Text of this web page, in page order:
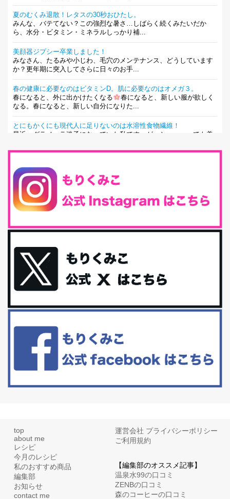
夏のむくみ退散！レタスの30秒おひたし。
みんな、バテてない？この強烈な暑さ…しばらく続くみたいだか
ら、水分・ビタミン・ミネラルしっかり補...
美顔器ジプシー卒業しました！
みなさん、たるみや小じわ、毛穴のメンテナンス、どうしています
か？更年期に突入してさらに日々のお手...
春の健康に必要なのはビタミンD。肌に必要なのはオメガ３。
春になると、外に出かけたくなる
春になると、新しい服が欲しく
なる。春になると、新しい自分になりた...
とにもかくにも現代人に足りないのは水溶性食物繊維！
最近、グラノーラ迷子になっていた私です。が、と〜〜〜っても美
腸内環境を整えることは、健康維持の中でいっちばん大事！だと私
は思っています。 ヒトの免...
iHerb特大セール終了間近！みんな何買う？
最近お風呂上がりの炭酸水をシリカシリカにしているんだけど確か
今回は、最近毎回定期的に購入している「楽天ふるさと納税」の返
礼品トップ５を紹介します。今までいろ...
更年期を穏やかに乗りきるために今できる５つのこと。
アラフィフからの体と心の整え方。 私も気づけばアラフィフ、これ
といった更年期症状はまだ...
白髪・美容・免疫力、現代人に足りないのは海藻！
リーブオイルorごま油をたらす。&n...
top
about me
レシピ
今月のレシピ
私のおすすめ商品
編集部
お知らせ
contact me
運営会社 プライバシーポリシー
ご利用規約
【編集部のオススメ記事】
温泉水99の口コミ
ZENBの口コミ
森のコーヒーの口コミ